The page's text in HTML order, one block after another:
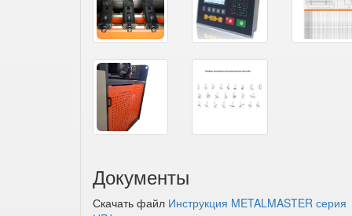
Документы
Скачать файл Инструкция METALMASTER серия